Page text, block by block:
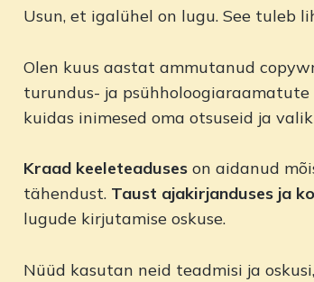
Usun, et igalühel on lugu. See tuleb
Olen kuus aastat ammutanud
turundus- ja
kuidas inimesed oma otsuseid ja
Kraad keeleteaduses on aidanud
tähendust. Taust ajakirjanduses ja
lugude kirjutamise oskuse.
Nüüd kasutan neid teadmisi ja